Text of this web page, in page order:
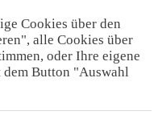
Cookies über den
alle Cookies über
oder Ihre eigene
Button "Auswahl